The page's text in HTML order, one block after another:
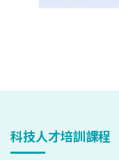
科技人才培訓課程